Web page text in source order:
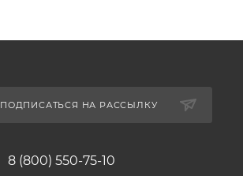
ПОДПИСАТЬСЯ НА РАССЫЛКУ
8 (800) 550-75-10